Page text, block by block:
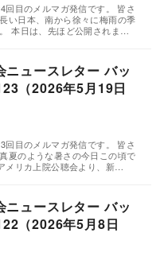
回目のメルマガ発信です。 皆さ
い日本、南から徐々に梅雨の季
本日は、先ほど公開されま…
ニュースレター バッ
（2026年5月19日
回目のメルマガ発信です。 皆さ
夏のような暑さの今日この頃で
メリカ上院公聴会より、新…
ニュースレター バッ
（2026年5月8日